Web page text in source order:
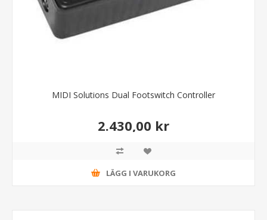
MIDI Solutions Dual Footswitch Controller
2.430,00 kr
LÄGG I VARUKORG